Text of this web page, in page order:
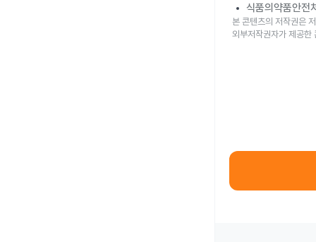
식품의약품안전
본 콘텐츠의 저작권은
외부저작권자가 제공한